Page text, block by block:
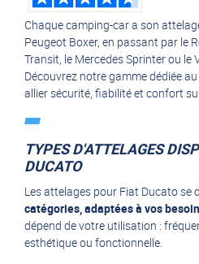
al-ko (1)
smv (7)
Chaque camping-car a son
Peugeot Boxer, en passant par le
Transit, le Mercedes Sprinterou le
Découvrez notre gamme dédiée
allier sécurité, fiabilité et confort
TYPES D'ATTELAGES
DUCATO
Les attelages pour Fiat Ducato se
catégories, adaptées à vos
dépend de votre utilisation :
esthétique ou fonctionnelle.